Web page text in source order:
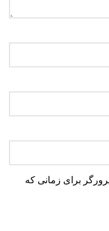
برای زمانی که